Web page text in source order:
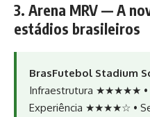
3. Arena MRV — A
estádios brasileiros
BrasFutebol Stadium
Infraestrutura ★★★★★
Experiência ★★★★☆ •